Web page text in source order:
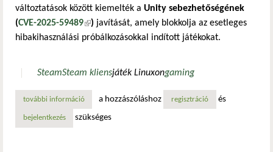
változtatások között kiemelték a Unity sebezhetőségének
(CVE-2025-59489(külső hivatkozás)
) javítását, amely blokkolja az esetleges
hibakihasználási próbálkozásokkal indított játékokat.
SteamSteam kliensjáték Linuxongaming
további információvalve-frissítés: secure boot kijelzés, joy-con támogatás, új
a hozzászóláshoz regisztráció és
bejelentkezés szükséges